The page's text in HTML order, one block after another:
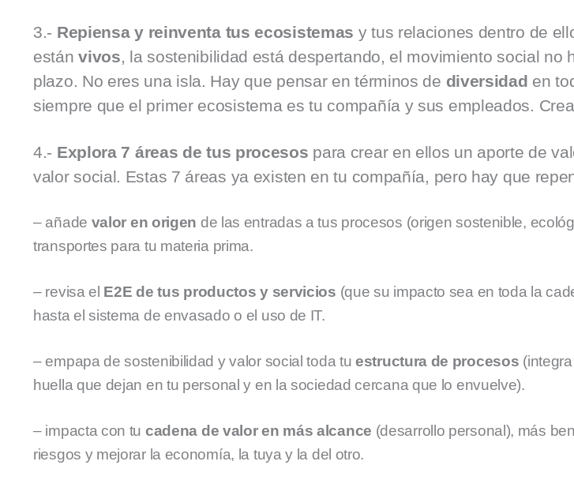
3.- Repiensa y reinventa tus ecosistemas y tus relaciones dentro de
estánvivos, la sostenibilidad está despertando, el movimiento social no
plazo. No eres una isla. Hay que pensar en términos de diversidad en
siempre que el primer ecosistema es tu compañía y sus empleados.
4.- Explora 7 áreas de tus procesos para crear en ellos un aporte de
valor social. Estas 7 áreas ya existen en tu compañía, pero hay que
– añade valor en origen de las entradas a tus procesos (origen sostenible,
transportes para tu materia prima.
– revisa el E2E de tus productos y servicios (que su impacto sea en toda la
hasta el sistema de envasado o el uso de IT.
– empapa de sostenibilidad y valor social toda tu estructura de procesos
huella que dejan en tu personal y en la sociedad cercana que lo envuelve).
– impacta con tu cadena de valor en más alcance (desarrollo personal), más
riesgos y mejorar la economía, la tuya y la del otro.